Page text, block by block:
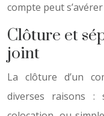
compte peut
Clôture et
joint
La clôture d’un
diverses raisons